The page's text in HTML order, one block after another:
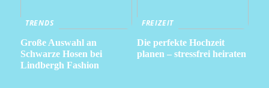
TRENDS
Große Auswahl an
Schwarze Hosen bei
Lindbergh Fashion
FREIZEIT
Die perfekte Hochzeit
planen – stressfrei heiraten